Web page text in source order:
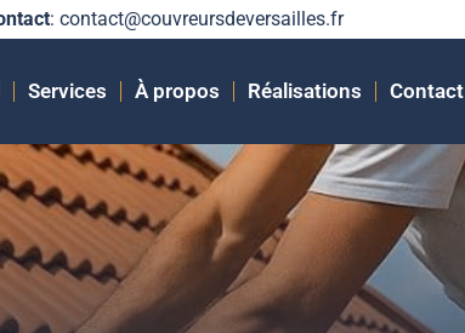
: contact@couvreursdeversailles.fr
Services À propos Réalisations Contact